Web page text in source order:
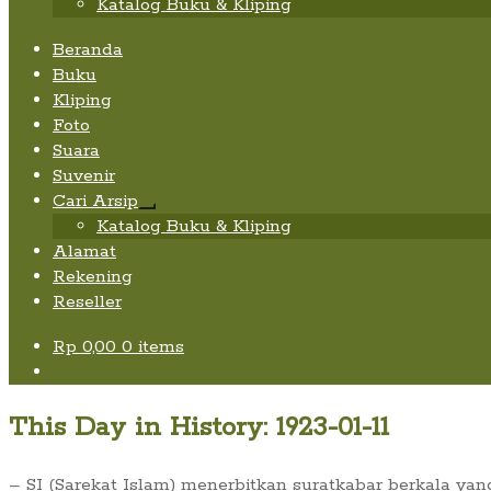
Katalog Buku & Kliping
Beranda
Buku
Kliping
Foto
Suara
Suvenir
Cari Arsip
Expand
child
Katalog Buku & Kliping
Alamat
Rekening
Reseller
Rp 0,00 0 items
This Day in History: 1923-01-11
– SI (Sarekat Islam) menerbitkan suratkabar berkala